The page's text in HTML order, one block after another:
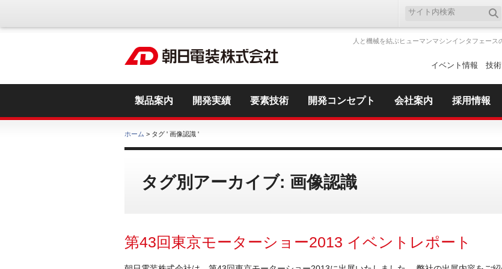
人と機械を結ぶヒューマンマシンインタフェー
イベント情報 技
製品案内 開発実績 要素技術 開発コンセプト 会社案内 採用情報
ホーム > タグ ' 画像認識 '
タグ別アーカイブ: 画像認識
第43回東京モーターショー2013 イベントレポート